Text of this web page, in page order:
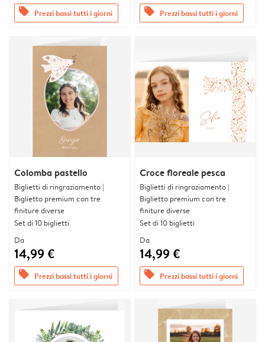
offers Prezzi bassi tutti i giorni offers Prezzi bassi tutti i giorni
Colomba pastello
Biglietti di ringraziamento |
Biglietto premium con tre
finiture diverse
Set di 10 biglietti
Da
14,99 €
offers Prezzi bassi tutti i giorni
Croce floreale pesca
Biglietti di ringraziamento |
Biglietto premium con tre
finiture diverse
Set di 10 biglietti
Da
14,99 €
offers Prezzi bassi tutti i giorni